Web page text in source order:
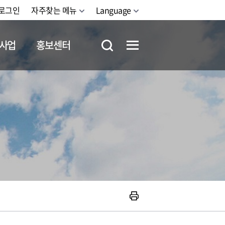
그인 자주찾는 메뉴 Language
업 홍보센터